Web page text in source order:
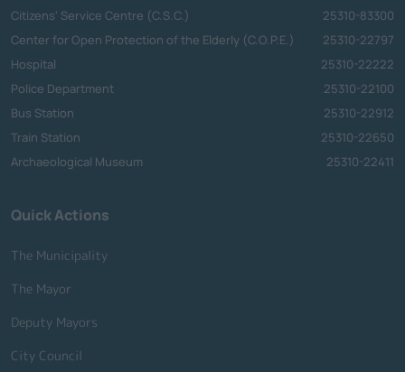
Citizens' Service Centre (C.S.C.)
25310-83300
Center for Open Protection of the Elderly (C.O.P.E.)
25310-22797
Hospital
25310-22222
Police Department
25310-22100
Bus Station
25310-22912
Train Station
25310-22650
Archaeological Museum
25310-22411
Quick Actions
The Municipality
The Mayor
Deputy Mayors
City Council